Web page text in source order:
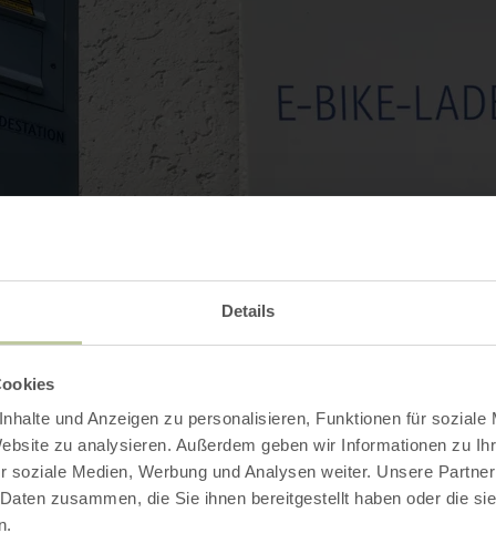
Details
und Anzeigen zu personalisieren, Funktionen für soziale
zu analysieren. Außerdem geben wir Informationen zu
soziale Medien, Werbung und Analysen weiter. Unsere
zusammen, die Sie ihnen bereitgestellt haben oder die
Kontakt